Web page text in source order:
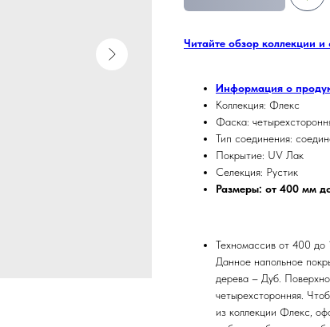
Читайте обзор коллекции
Информация о
Коллекция: Флекс
Фаска:
Тип соединения:
Покрытие: UV Лак
Селекция: Рустик
Размеры: от 400 мм
Техномассив от 400
Данное напольное
дерева – Дуб.
четырехсторонняя.
из коллекции Флекс,